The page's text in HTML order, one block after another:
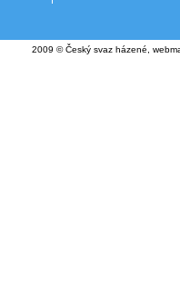
2009 © Český svaz házené,